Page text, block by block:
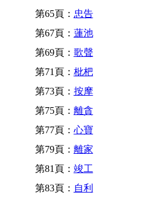
第65頁： 忠告
第67頁： 蓮池
第69頁： 歌聲
第71頁： 枇杷
第73頁： 按摩
第75頁： 離貪
第77頁： 心寶
第79頁： 離家
第81頁： 竣工
第83頁： 自利